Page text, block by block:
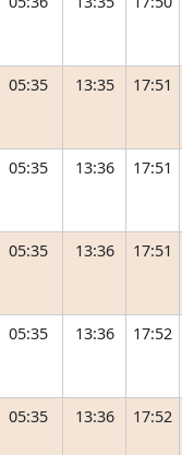
05:35 13:35 17:51
05:35 13:36 17:51
05:35 13:36 17:51
05:35 13:36 17:52
05:35 13:36 17:52